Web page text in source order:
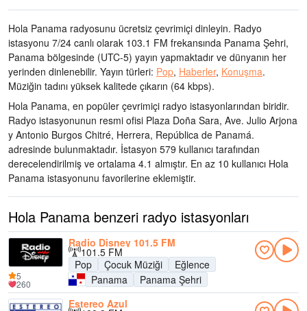
Hola Panama radyosunu ücretsiz çevrimiçi dinleyin. Radyo
istasyonu 7/24 canlı olarak 103.1 FM frekansında Panama Şehri,
Panama bölgesinde (UTC-5) yayın yapmaktadır ve dünyanın her
yerinden dinlenebilir. Yayın türleri: Pop, Haberler, Konuşma.
Müziğin tadını yüksek kalitede çıkarın (64 kbps).
Hola Panama, en popüler çevrimiçi radyo istasyonlarından biridir.
Radyo istasyonunun resmi ofisi Plaza Doña Sara, Ave. Julio Arjona
y Antonio Burgos Chitré, Herrera, República de Panamá.
adresinde bulunmaktadır. İstasyon 579 kullanıcı tarafından
derecelendirilmiş ve ortalama 4.1 almıştır. En az 10 kullanıcı Hola
Panama istasyonunu favorilerine eklemiştir.
Hola Panama benzeri radyo istasyonları
Radio Disney 101.5 FM
101.5 FM
Pop
Çocuk Müziği
Eğlence
Panama
Panama Şehri
5
260
Estereo Azul